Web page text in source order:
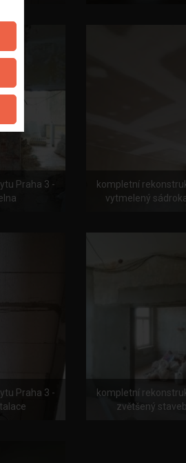
Praha 3 -
kompletní
vytmelený
Praha 3 -
kompletní
zvětšený